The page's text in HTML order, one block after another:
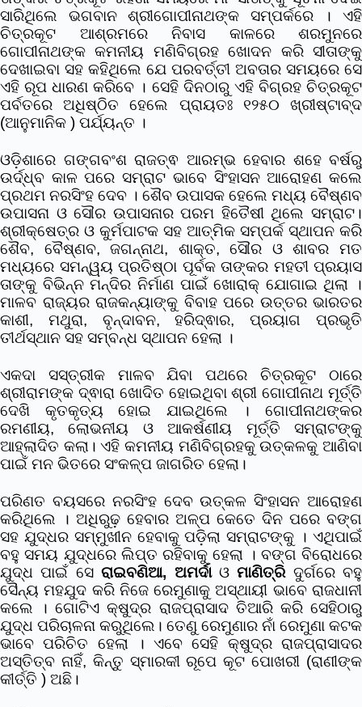
ସାରିଥିଲେ ଭଗବାନ ଶ୍ରୀଗୋପୀନାଥଙ୍କ ସମ୍ପର୍କରେ । ଏହି
ଚିତ୍ରକୂଟ ଆଶ୍ରମରେ ନିବାସ କାଳରେ ଶରମୁନରେ
ଗୋପୀନାଥଙ୍କ କମନୀୟ ମଣିବିଗ୍ରହ ଖୋଦନ କରି ସୀତାଙ୍କୁ
ଦେଖାଇବା ସହ କହିଥିଲେ ଯେ ପରବର୍ତ୍ତୀ ଅବତାର ସମୟରେ ସେ
ଏହି ରୂପ ଧାରଣ କରିବେ । ସେହି ଦିନଠାରୁ ଏହି ବିଗ୍ରହ ଚିତ୍ରକୂଟ
ପର୍ବତରେ ଅଧିଷ୍ଠିତ ହେଲେ ପ୍ରାୟତଃ ୧୨୫୦ ଖ୍ରୀଷ୍ଟାବ୍ଦ
(ଆନୁମାନିକ ) ପର୍ଯ୍ୟନ୍ତ ।
ଓଡ଼ିଶାରେ ଗଙ୍ଗବଂଶ ରାଜତ୍ଵ ଆରମ୍ଭ ହେବାର ଶହେ ବର୍ଷରୁ
ଉର୍ଦ୍ଧ୍ବ କାଳ ପରେ ସମ୍ରାଟ ଭାବେ ସିଂହାସନ ଆରୋହଣ କଲେ
ପ୍ରଥମ ନରସିଂହ ଦେବ । ଶୈବ ଉପାସକ ହେଲେ ମଧ୍ୟ ବୈଷ୍ଣବ
ଉପାସନା ଓ ସୌର ଉପାସନାର ପରମ ହିତୈଷୀ ଥିଲେ ସମ୍ରାଟ।
ଶ୍ରୀକ୍ଷେତ୍ର ଓ କୁର୍ମପାଟକ ସହ ଆତ୍ମିକ ସମ୍ପର୍କ ସ୍ଥାପନ କରି
ଶୈବ, ବୈଷ୍ଣବ, ଜଗନ୍ନାଥ, ଶାକ୍ତ, ସୌର ଓ ଶାବର ମତ
ମଧ୍ୟରେ ସମନ୍ୱୟ ପ୍ରତିଷ୍ଠା ପୂର୍ବକ ତାଙ୍କର ମହତୀ ପ୍ରୟାସ
ତାଙ୍କୁ ବିଭିନ୍ନ ମନ୍ଦିର ନିର୍ମାଣ ପାଇଁ ଖୋରାକ୍ ଯୋଗାଇ ଥିଲା ।
ମାଳବ ରାଜ୍ୟର ରାଜକନ୍ୟାଙ୍କୁ ବିବାହ ପରେ ଉତ୍ତର ଭାରତର
କାଶୀ, ମଥୁରା, ବୃନ୍ଦାବନ, ହରିଦ୍ଵାର, ପ୍ରୟାଗ ପ୍ରଭୃତି
ତୀର୍ଥସ୍ଥାନ ସହ ସମ୍ବନ୍ଧ ସ୍ଥାପନ ହେଲା ।
ଏକଦା ସସ୍ତ୍ରୀକ ମାଳବ ଯିବା ପଥରେ ଚିତ୍ରକୂଟ ଠାରେ
ଶ୍ରୀରାମଙ୍କ ଦ୍ଵାରା ଖୋଦିତ ହୋଇଥିବା ଶ୍ରୀ ଗୋପୀନାଥ ମୂର୍ତ୍ତି
ଦେଖି କୃତକୃତ୍ୟ ହୋଇ ଯାଇଥିଲେ । ଗୋପୀନାଥଙ୍କର
ରମଣୀୟ, ଲୋଭନୀୟ ଓ ଆକର୍ଷଣୀୟ ମୂର୍ତ୍ତି ସମ୍ରାଟଙ୍କୁ
ଆହ୍ଲାଦିତ କଲା। ଏହି କମନୀୟ ମଣିବିଗ୍ରହକୁ ଉତ୍କଳକୁ ଆଣିବା
ପାଇଁ ମନ ଭିତରେ ସଂକଳ୍ପ ଜାଗରିତ ହେଲା।
ପରିଣତ ବୟସରେ ନରସିଂହ ଦେବ ଉତ୍କଳ ସିଂହାସନ ଆରୋହଣ
କରିଥିଲେ । ଅଧିରୁଢ଼ ହେବାର ଅଳ୍ପ କେତେ ଦିନ ପରେ ବଙ୍ଗ
ସହ ଯୁଦ୍ଧର ସମ୍ମୁଖୀନ ହେବାକୁ ପଡ଼ିଲା ସମ୍ରାଟଙ୍କୁ । ଏଥିପାଇଁ
ବହୁ ସମୟ ଯୁଦ୍ଧରେ ଲିପ୍ତ ରହିବାକୁ ହେଲା । ବଙ୍ଗ ବିରୋଧରେ
ଯୁଦ୍ଧ ପାଇଁ ସେରାଇବଣିଆ, ଅମର୍ଦା ଓମାଣିତ୍ରିଦୁର୍ଗରେ ବହୁ
ସୈନ୍ୟ ମହଯୁଦ କରି ନିଜେ ରେମୁଣାକୁ ଅସ୍ଥାୟୀ ଭାବେ ରାଜଧାନୀ
କଲେ । ଗୋଟିଏ କ୍ଷୁଦ୍ର ରାଜପ୍ରାସାଦ ତିଆରି କରି ସେହିଠାରୁ
ଯୁଦ୍ଧ ପରିଚାଳନା କରୁଥିଲେ। ତେଣୁ ରେମୁଣାର ନାଁ ରେମୁଣା କଟକ
ଭାବେ ପରିଚିତ ହେଲା । ଏବେ ସେହି କ୍ଷୁଦ୍ର ରାଜପ୍ରାସାଦର
ଅସ୍ତିତ୍ବ ନାହିଁ, କିନ୍ତୁ ସ୍ମାରକୀ ରୂପେ କୂଟ ପୋଖରୀ (ରାଣୀଙ୍କ
କୀର୍ତ୍ତି ) ଅଛି।